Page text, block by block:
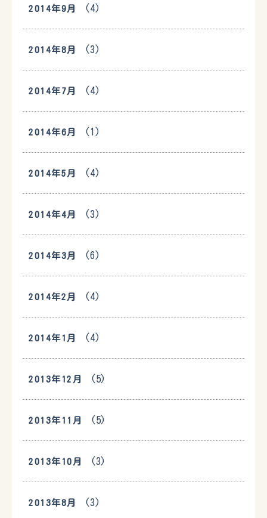
2014年9月 (4)
2014年8月 (3)
2014年7月 (4)
2014年6月 (1)
2014年5月 (4)
2014年4月 (3)
2014年3月 (6)
2014年2月 (4)
2014年1月 (4)
2013年12月 (5)
2013年11月 (5)
2013年10月 (3)
2013年8月 (3)